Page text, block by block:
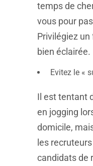
temps de
vous pour
Privilégiez
bien éclairée.
Evitez le «
Il est tentant
en jogging
domicile,
les
candidats de